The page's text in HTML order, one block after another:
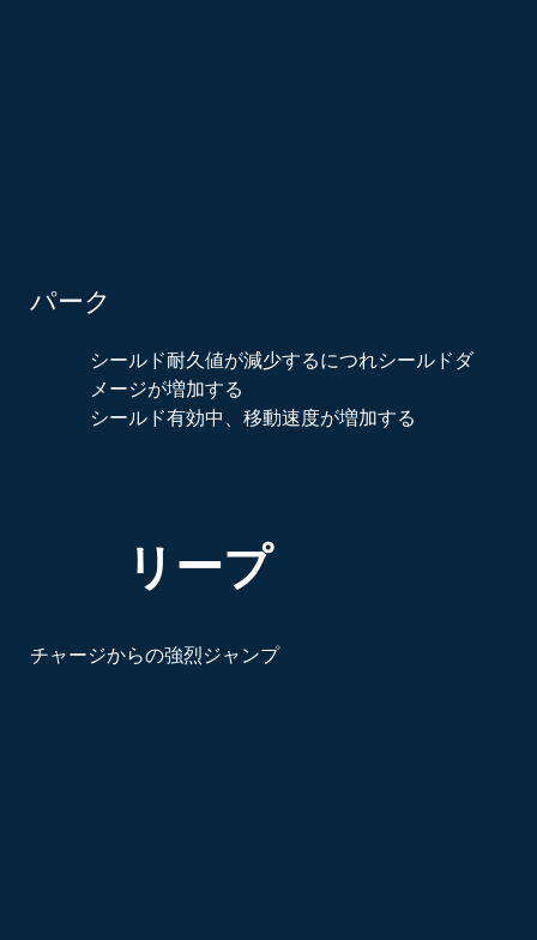
パーク
シールド耐久値が減少するにつれシールドダ
メージが増加する
シールド有効中、移動速度が増加する
リープ
チャージからの強烈ジャンプ